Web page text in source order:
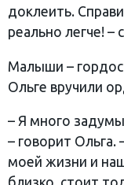
доклеить.
реально легче! –
Малыши –
Ольге вручили
– Я много
– говорит
моей жизни и